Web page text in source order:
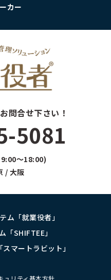
カー
問合せ下さい！
5081
～18:00)
/ 大阪
ム「就業役者」
「SHIFTEE」
マートラビット」
ュリティ基本方針